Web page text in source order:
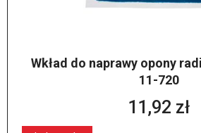
Wkład do naprawy opony
11-720
11,92 zł